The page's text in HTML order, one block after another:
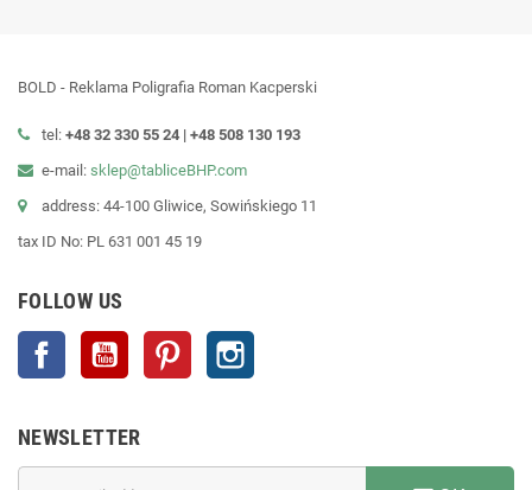
BOLD - Reklama Poligrafia Roman Kacperski
tel: +48 32 330 55 24 | +48 508 130 193
e-mail: sklep@tabliceBHP.com
address: 44-100 Gliwice, Sowińskiego 11
tax ID No: PL 631 001 45 19
FOLLOW US
Facebook YouTube Pinterest
NEWSLETTER